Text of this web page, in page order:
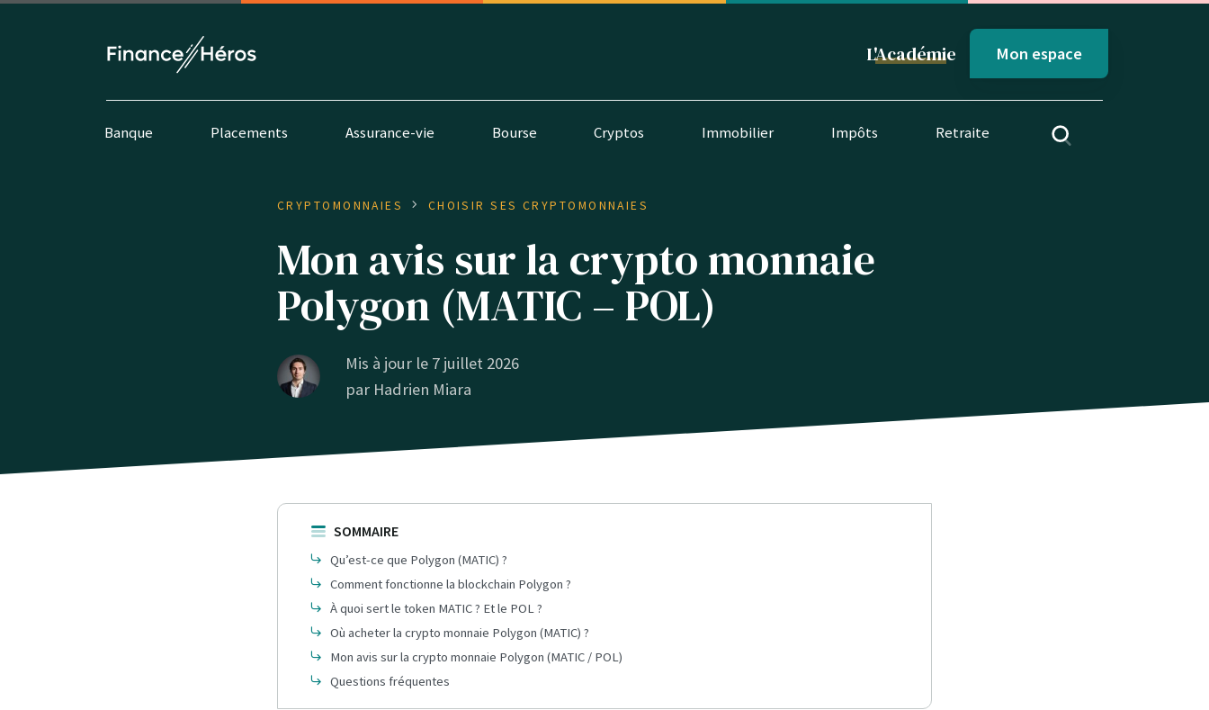
L'Académie Mon espace
Banque Placements Assurance-vie Bourse Cryptos Immobilier Impôts Retraite
CRYPTOMONNAIES CHOISIR SES CRYPTOMONNAIES
Mon avis sur la crypto monnaie
Polygon (MATIC – POL)
Mis à jour le 7 juillet 2026
par Hadrien Miara
SOMMAIRE
Qu’est-ce que Polygon (MATIC) ?
Comment fonctionne la blockchain Polygon ?
À quoi sert le token MATIC ? Et le POL ?
Où acheter la crypto monnaie Polygon (MATIC) ?
Mon avis sur la crypto monnaie Polygon (MATIC / POL)
Questions fréquentes